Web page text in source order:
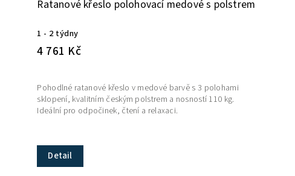
Ratanové křeslo polohovací medové s polstrem
1 - 2 týdny
4 761 Kč
Detail
Pohodlné ratanové křeslo v medové barvě s 3 polohami
sklopení, kvalitním českým polstrem a nosností 110 kg.
Ideální pro odpočinek, čtení a relaxaci.